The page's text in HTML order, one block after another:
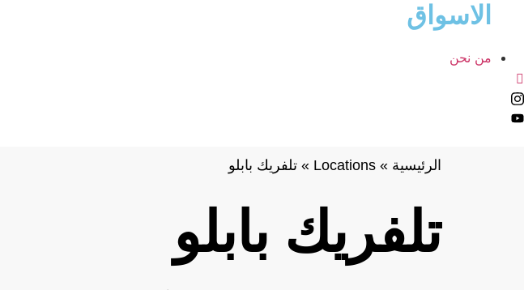
الاسواق
من نحن
الرئيسية »
Locations
» تلفريك بابلو
تلفريك بابلو